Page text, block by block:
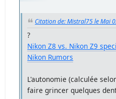
Citation de: Mistral75 le Mai
?
Nikon Z8 vs. Nikon Z9
Nikon Rumors
L'autonomie (calculée
faire grincer quelques